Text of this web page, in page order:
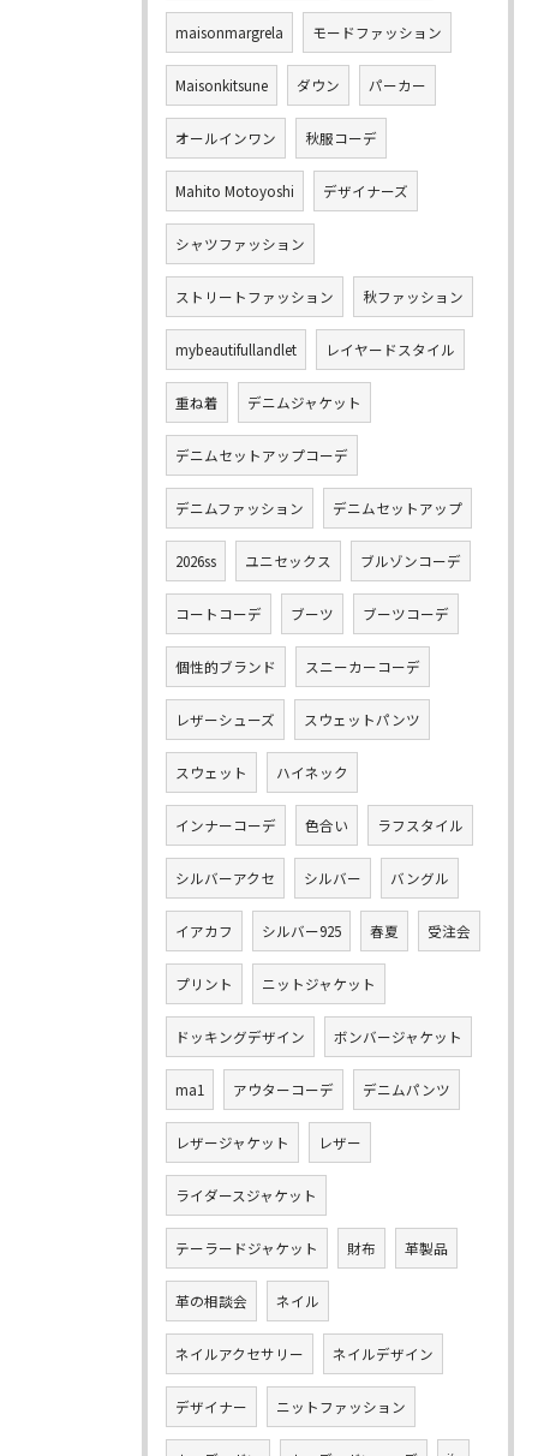
maisonmargrela モードファッション
Maisonkitsune ダウン パーカー
オールインワン 秋服コーデ
Mahito Motoyoshi デザイナーズ
シャツファッション
ストリートファッション 秋ファッション
mybeautifullandlet レイヤードスタイル
重ね着 デニムジャケット
デニムセットアップコーデ
デニムファッション デニムセットアップ
2026ss ユニセックス ブルゾンコーデ
コートコーデ ブーツ ブーツコーデ
個性的ブランド スニーカーコーデ
レザーシューズ スウェットパンツ
スウェット ハイネック
インナーコーデ 色合い ラフスタイル
シルバーアクセ シルバー バングル
イアカフ シルバー925 春夏 受注会
プリント ニットジャケット
ドッキングデザイン ボンバージャケット
ma1 アウターコーデ デニムパンツ
レザージャケット レザー
ライダースジャケット
テーラードジャケット 財布 革製品
革の相談会 ネイル
ネイルアクセサリー ネイルデザイン
デザイナー ニットファッション